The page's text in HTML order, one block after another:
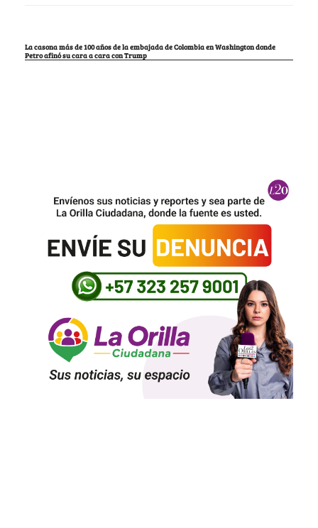
La casona más de 100 años de la embajada de Colombia en Washington donde
Petro afinó su cara a cara con Trump